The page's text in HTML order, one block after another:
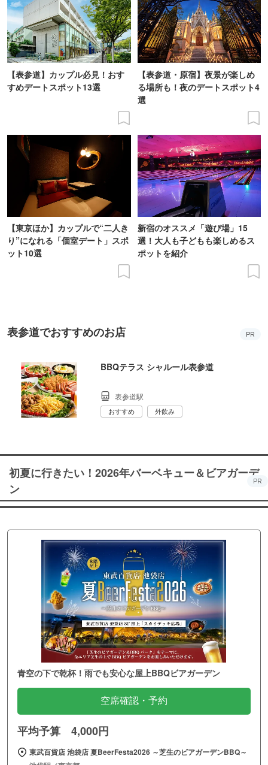
【表参道】カップル必見！おす
すめデートスポット13選
【表参道・原宿】夜景が楽しめ
る場所も！夜のデートスポット4
選
【東京ほか】カップルで“二人き
り”になれる「個室デート」スポ
ット10選
新宿のオススメ「遊び場」15
選！大人も子どもも楽しめるス
ポットを紹介
表参道でおすすめのお店 PR
BBQテラス シャルール表参道
表参道駅
おすすめ 外飲み
初夏に行きたい！2026年バーベキュー＆ビアガーデ
ン
PR
青空の下で乾杯！雨でも安心な屋上BBQビアガーデン
空席確認・予約
平均予算 4,000円
東武百貨店 池袋店 夏BeerFesta2026 ～芝生のビアガーデンBBQ～